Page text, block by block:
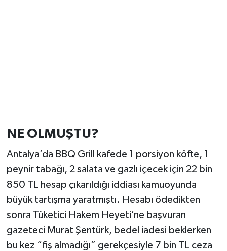
NE OLMUŞTU?
Antalya’da BBQ Grill kafede 1 porsiyon köfte, 1
peynir tabağı, 2 salata ve gazlı içecek için 22 bin
850 TL hesap çıkarıldığı iddiası kamuoyunda
büyük tartışma yaratmıştı. Hesabı ödedikten
sonra Tüketici Hakem Heyeti’ne başvuran
gazeteci Murat Şentürk, bedel iadesi beklerken
bu kez “fiş almadığı” gerekçesiyle 7 bin TL ceza